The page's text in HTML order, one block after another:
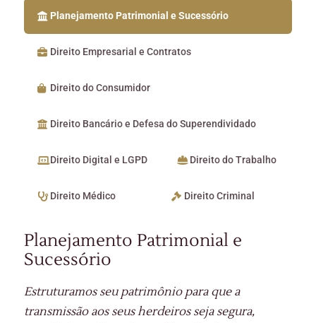
Planejamento Patrimonial e Sucessório
Direito Empresarial e Contratos
Direito do Consumidor
Direito Bancário e Defesa do Superendividado
Direito Digital e LGPD Direito do Trabalho
Direito Médico Direito Criminal
Planejamento Patrimonial e
Sucessório
Estruturamos seu patrimônio para que a
transmissão aos seus herdeiros seja segura,